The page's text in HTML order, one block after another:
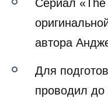
Cериал
автора
Для
проводил до